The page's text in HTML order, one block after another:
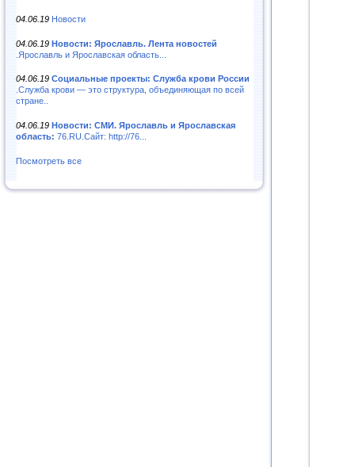
04.06.19 Новости
04.06.19 Новости: Ярославль. Лента новостей
.Ярославль и Ярославская область...
04.06.19 Социальные проекты: Служба крови России
.Служба крови — это структура, объединяющая по всей
стране..
04.06.19 Новости: СМИ. Ярославль и Ярославская
область: 76.RU.Сайт: http://76...
Посмотреть все